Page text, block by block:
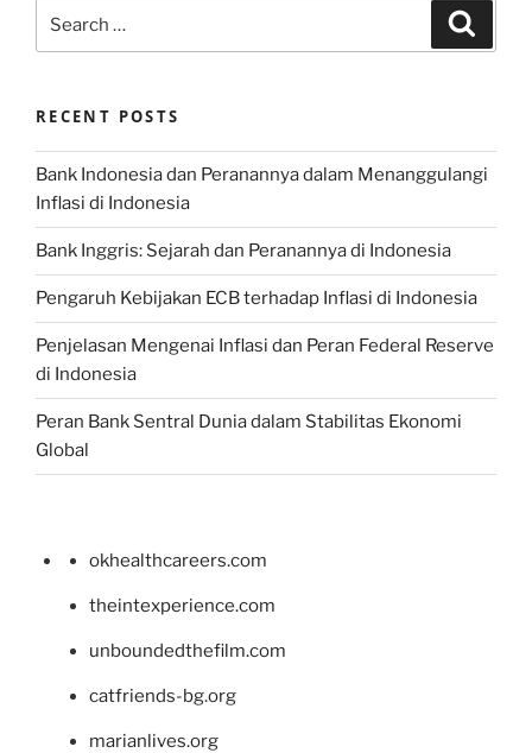
for:
RECENT POSTS
Bank Indonesia dan Peranannya dalam Menanggulangi
Inflasi di Indonesia
Bank Inggris: Sejarah dan Peranannya di Indonesia
Pengaruh Kebijakan ECB terhadap Inflasi di Indonesia
Penjelasan Mengenai Inflasi dan Peran Federal Reserve
di Indonesia
Peran Bank Sentral Dunia dalam Stabilitas Ekonomi
Global
okhealthcareers.com
theintexperience.com
unboundedthefilm.com
catfriends-bg.org
marianlives.org